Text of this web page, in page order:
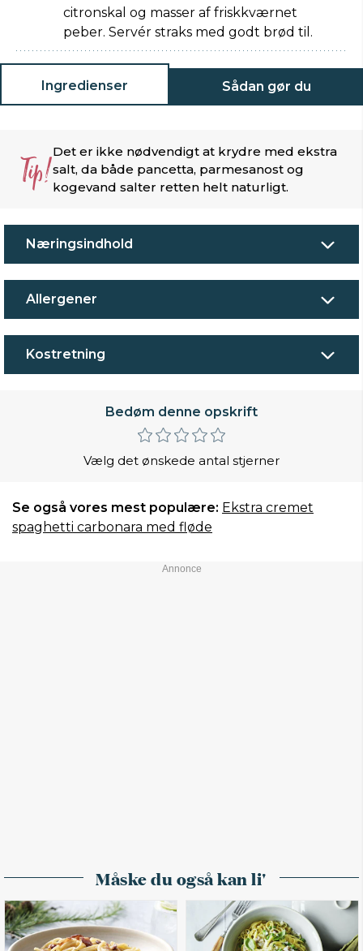
citronskal og masser af friskkværnet
peber. Servér straks med godt brød til.
Ingredienser Sådan gør du
Tip!Det er ikke nødvendigt at krydre med ekstra
salt, da både pancetta, parmesanost og
kogevand salter retten helt naturligt.
Næringsindhold
Allergener
Kostretning
Bedøm denne opskrift
Vælg det ønskede antal stjerner
Se også vores mest populære: Ekstra cremet
spaghetti carbonara med fløde
Måske du også kan li'